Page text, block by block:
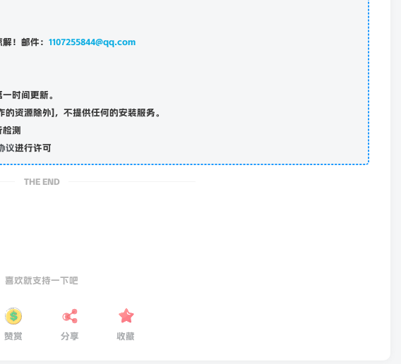
！邮件： 1107255844@qq.com
时间更新。
资源除外]，不提供任何的安装服务。
测
议进行许可
THE END
喜欢就支持一下吧
赞赏 分享 收藏